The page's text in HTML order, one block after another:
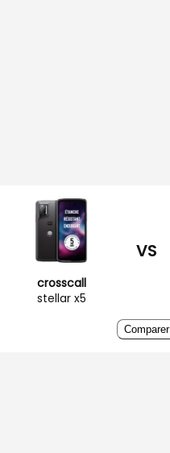
crosscall
stellar x5
VS
Comparer